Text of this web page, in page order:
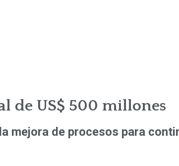
de US$ 500 millones
mejora de procesos para